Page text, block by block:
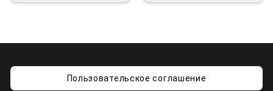
Пользовательское соглашение